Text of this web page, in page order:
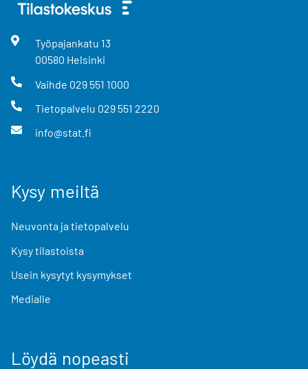
Työpajankatu 13
00580 Helsinki
Vaihde 029 551 1000
Tietopalvelu 029 551 2220
info@stat.fi
Kysy meiltä
Neuvonta ja tietopalvelu
Kysy tilastoista
Usein kysytyt kysymykset
Medialle
Löydä nopeasti